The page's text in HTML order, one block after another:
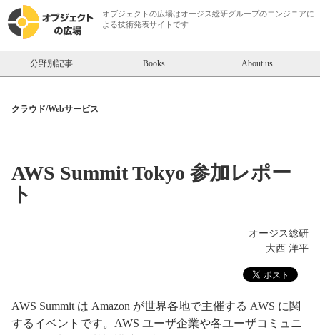
オブジェクトの広場はオージス総研グループのエンジニアに
よる技術発表サイトです
分野別記事 Books About us
クラウド/Webサービス
AWS Summit Tokyo 参加レポー
ト
オージス総研
大西 洋平
AWS Summit は Amazon が世界各地で主催する AWS に関
するイベントです。AWS ユーザ企業や各ユーザコミュニ